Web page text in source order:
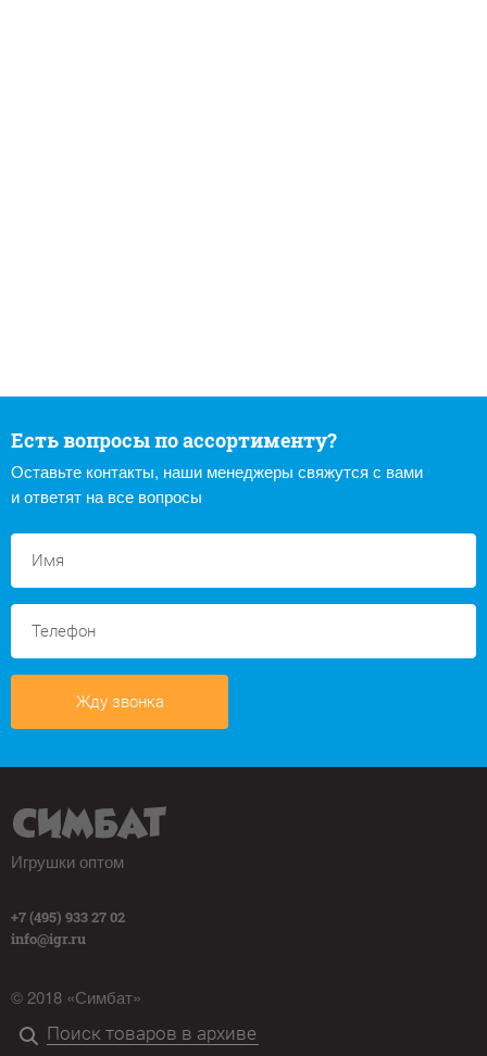
Есть вопросы по ассортименту?
Оставьте контакты, наши менеджеры свяжутся с вами
и ответят на все вопросы
Жду звонка
Игрушки оптом
+7 (495) 933 27 02
info@igr.ru
© 2018 «Симбат»